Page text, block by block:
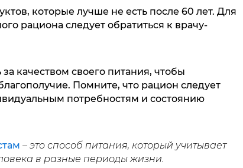
которые лучше не есть после 60 лет. Для
рациона следует обратиться к врачу-
качеством своего питания, чтобы
Помните, что рацион следует
потребностям и состоянию
– это способ питания, который учитывает
в разные периоды жизни.